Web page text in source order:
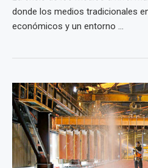
donde los medios tradicionales
económicos y un entorno ...